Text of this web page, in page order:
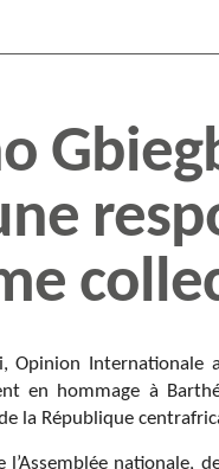
Opinion Internationale
en hommage à
la République
nationale,